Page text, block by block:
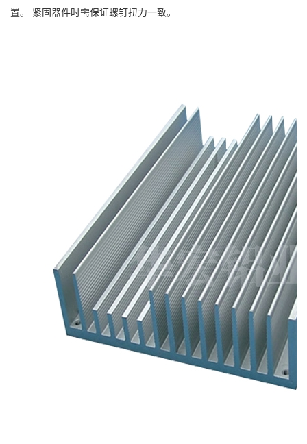
置。 紧固器件时需保证螺钉扭力一致。